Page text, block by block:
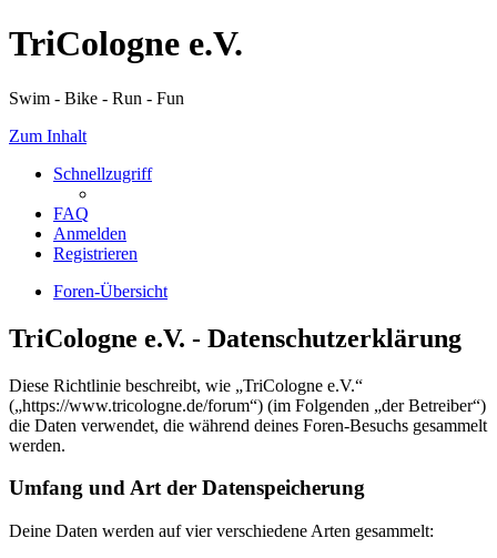
TriCologne e.V.
Swim - Bike - Run - Fun
Zum Inhalt
Schnellzugriff
FAQ
Anmelden
Registrieren
Foren-Übersicht
TriCologne e.V. - Datenschutzerklärung
Diese Richtlinie beschreibt, wie „TriCologne e.V.“
(„https://www.tricologne.de/forum“) (im Folgenden „der Betreiber“)
die Daten verwendet, die während deines Foren-Besuchs gesammelt
werden.
Umfang und Art der Datenspeicherung
Deine Daten werden auf vier verschiedene Arten gesammelt: